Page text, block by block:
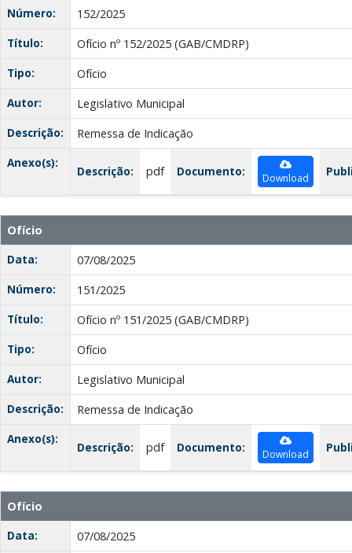
Número:
152/2025
Título:
Ofício nº 152/2025 (GAB/CMDRP)
Tipo:
Ofício
Autor:
Legislativo Municipal
Descrição:
Remessa de Indicação
Anexo(s):
Descrição: pdf Documento: Download
Ofício
Data:
07/08/2025
Número:
151/2025
Título:
Ofício nº 151/2025 (GAB/CMDRP)
Tipo:
Ofício
Autor:
Legislativo Municipal
Descrição:
Remessa de Indicação
Anexo(s):
Descrição: pdf Documento: Download
Ofício
Data:
07/08/2025